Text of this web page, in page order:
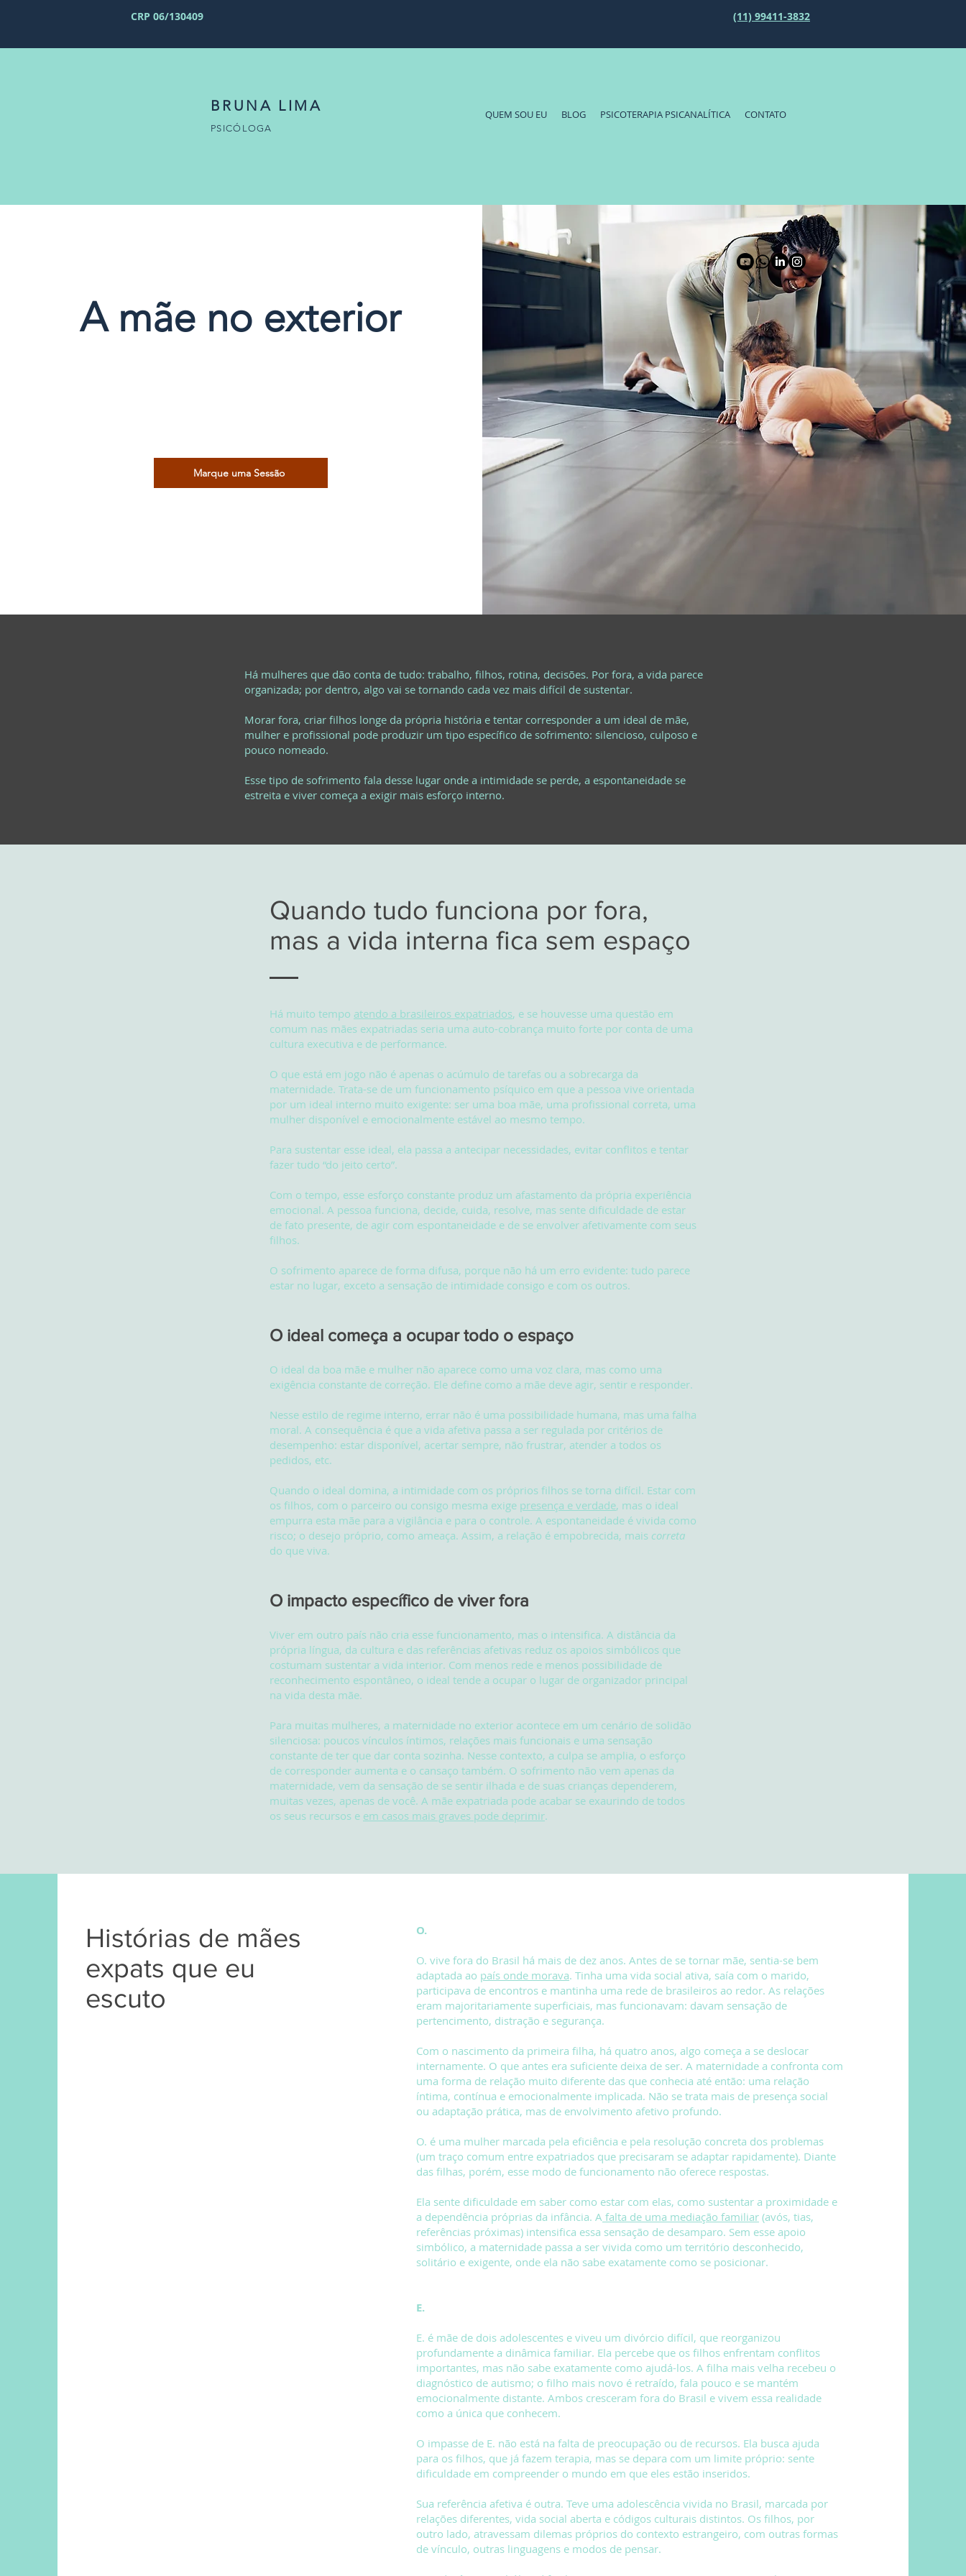
CRP 06/130409 (11) 99411-3832
BRUNA LIMA QUEM SOU EU BLOG PSICOTERAPIA PSICANALÍTICA CONTATO
PSICÓLOGA
A mãe no exterior
Marque uma Sessão
Há mulheres que dão conta de tudo: trabalho, filhos, rotina, decisões. Por fora, a vida parece
organizada; por dentro, algo vai se tornando cada vez mais difícil de sustentar.
Morar fora, criar filhos longe da própria história e tentar corresponder a um ideal de mãe,
mulher e profissional pode produzir um tipo específico de sofrimento: silencioso, culposo e
pouco nomeado.
Esse tipo de sofrimento fala desse lugar onde a intimidade se perde, a espontaneidade se
estreita e viver começa a exigir mais esforço interno.
Quando tudo funciona por fora,
mas a vida interna fica sem espaço
Há muito tempo atendo a brasileiros expatriados, e se houvesse uma questão em
comum nas mães expatriadas seria uma auto-cobrança muito forte por conta de uma
cultura executiva e de performance.
O que está em jogo não é apenas o acúmulo de tarefas ou a sobrecarga da
maternidade. Trata-se de um funcionamento psíquico em que a pessoa vive orientada
por um ideal interno muito exigente: ser uma boa mãe, uma profissional correta, uma
mulher disponível e emocionalmente estável ao mesmo tempo.
Para sustentar esse ideal, ela passa a antecipar necessidades, evitar conflitos e tentar
fazer tudo “do jeito certo”.
Com o tempo, esse esforço constante produz um afastamento da própria experiência
emocional. A pessoa funciona, decide, cuida, resolve, mas sente dificuldade de estar
de fato presente, de agir com espontaneidade e de se envolver afetivamente com seus
filhos.
O sofrimento aparece de forma difusa, porque não há um erro evidente: tudo parece
estar no lugar, exceto a sensação de intimidade consigo e com os outros.
O ideal começa a ocupar todo o espaço
O ideal da boa mãe e mulher não aparece como uma voz clara, mas como uma
exigência constante de correção. Ele define como a mãe deve agir, sentir e responder.
Nesse estilo de regime interno, errar não é uma possibilidade humana, mas uma falha
moral. A consequência é que a vida afetiva passa a ser regulada por critérios de
desempenho: estar disponível, acertar sempre, não frustrar, atender a todos os
pedidos, etc.
Quando o ideal domina, a intimidade com os próprios filhos se torna difícil. Estar com
os filhos, com o parceiro ou consigo mesma exige presença e verdade, mas o ideal
empurra esta mãe para a vigilância e para o controle. A espontaneidade é vivida como
risco; o desejo próprio, como ameaça. Assim, a relação é empobrecida, mais correta
do que viva.
O impacto específico de viver fora
Viver em outro país não cria esse funcionamento, mas o intensifica. A distância da
própria língua, da cultura e das referências afetivas reduz os apoios simbólicos que
costumam sustentar a vida interior. Com menos rede e menos possibilidade de
reconhecimento espontâneo, o ideal tende a ocupar o lugar de organizador principal
na vida desta mãe.
Para muitas mulheres, a maternidade no exterior acontece em um cenário de solidão
silenciosa: poucos vínculos íntimos, relações mais funcionais e uma sensação
constante de ter que dar conta sozinha. Nesse contexto, a culpa se amplia, o esforço
de corresponder aumenta e o cansaço também. O sofrimento não vem apenas da
maternidade, vem da sensação de se sentir ilhada e de suas crianças dependerem,
muitas vezes, apenas de você. A mãe expatriada pode acabar se exaurindo de todos
os seus recursos e em casos mais graves pode deprimir.
Histórias de mães
expats que eu
escuto
O.
O. vive fora do Brasil há mais de dez anos. Antes de se tornar mãe, sentia-se bem
adaptada ao país onde morava. Tinha uma vida social ativa, saía com o marido,
participava de encontros e mantinha uma rede de brasileiros ao redor. As relações
eram majoritariamente superficiais, mas funcionavam: davam sensação de
pertencimento, distração e segurança.
Com o nascimento da primeira filha, há quatro anos, algo começa a se deslocar
internamente. O que antes era suficiente deixa de ser. A maternidade a confronta com
uma forma de relação muito diferente das que conhecia até então: uma relação
íntima, contínua e emocionalmente implicada. Não se trata mais de presença social
ou adaptação prática, mas de envolvimento afetivo profundo.
O. é uma mulher marcada pela eficiência e pela resolução concreta dos problemas
(um traço comum entre expatriados que precisaram se adaptar rapidamente). Diante
das filhas, porém, esse modo de funcionamento não oferece respostas.
Ela sente dificuldade em saber como estar com elas, como sustentar a proximidade e
a dependência próprias da infância. A falta de uma mediação familiar (avós, tias,
referências próximas) intensifica essa sensação de desamparo. Sem esse apoio
simbólico, a maternidade passa a ser vivida como um território desconhecido,
solitário e exigente, onde ela não sabe exatamente como se posicionar.
E.
E. é mãe de dois adolescentes e viveu um divórcio difícil, que reorganizou
profundamente a dinâmica familiar. Ela percebe que os filhos enfrentam conflitos
importantes, mas não sabe exatamente como ajudá-los. A filha mais velha recebeu o
diagnóstico de autismo; o filho mais novo é retraído, fala pouco e se mantém
emocionalmente distante. Ambos cresceram fora do Brasil e vivem essa realidade
como a única que conhecem.
O impasse de E. não está na falta de preocupação ou de recursos. Ela busca ajuda
para os filhos, que já fazem terapia, mas se depara com um limite próprio: sente
dificuldade em compreender o mundo em que eles estão inseridos.
Sua referência afetiva é outra. Teve uma adolescência vivida no Brasil, marcada por
relações diferentes, vida social aberta e códigos culturais distintos. Os filhos, por
outro lado, atravessam dilemas próprios do contexto estrangeiro, com outras formas
de vínculo, outras linguagens e modos de pensar.